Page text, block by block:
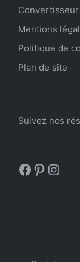
Mentions
Politique de
Plan de site
Suivez nos
Facebook